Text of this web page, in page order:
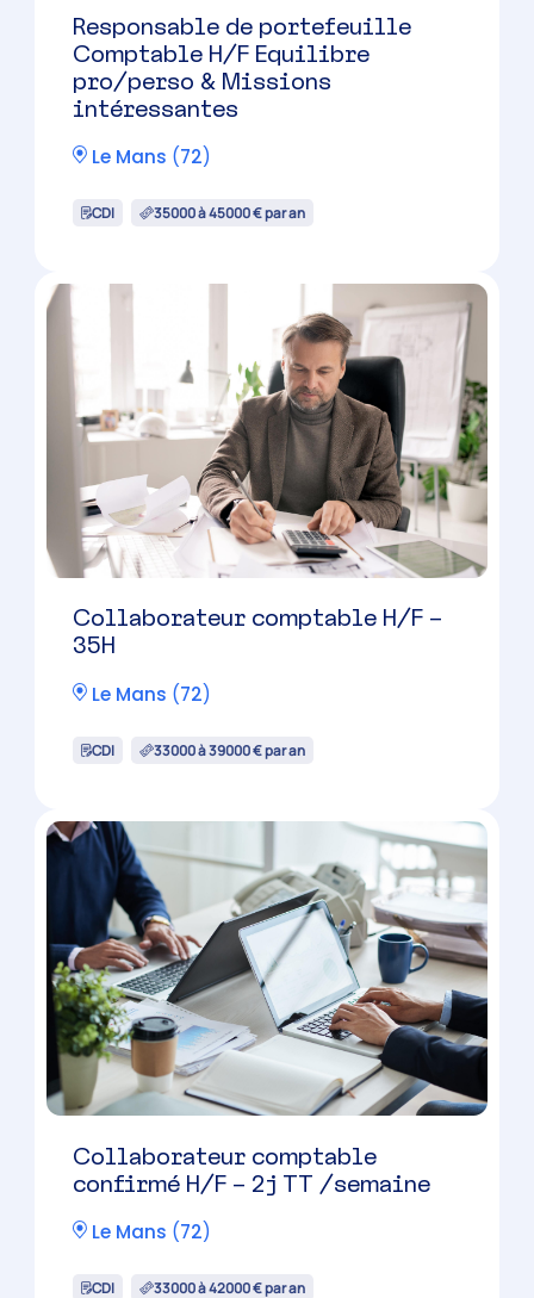
Responsable de portefeuille
Comptable H/F Equilibre
pro/perso & Missions
intéressantes
Le Mans (72)
CDI 35000 à 45000 € par an
Collaborateur comptable H/F –
35H
Le Mans (72)
CDI 33000 à 39000 € par an
Collaborateur comptable
confirmé H/F – 2j TT /semaine
Le Mans (72)
CDI 33000 à 42000 € par an